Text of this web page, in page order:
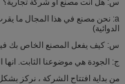
س: هل أنت مصنع أو شركة تجارية؟
الدوائية)
س: كيف يفعل المصنع الخاص بك
ج: الجودة هي موضوعنا الثابت.
من بداية افتتاح الشركة ، نركز